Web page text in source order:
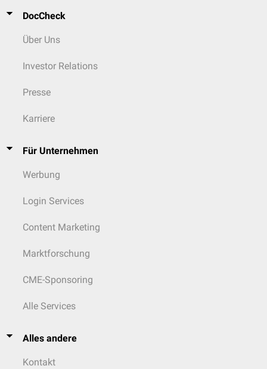
DocCheck
Über Uns
Investor Relations
Presse
Karriere
Für Unternehmen
Werbung
Login Services
Content Marketing
Marktforschung
CME-Sponsoring
Alle Services
Alles andere
Kontakt